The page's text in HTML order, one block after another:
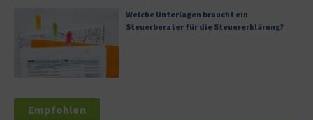
Welche Unterlagen braucht ein
Steuerberater für die Steuererklärung?
Empfohlen